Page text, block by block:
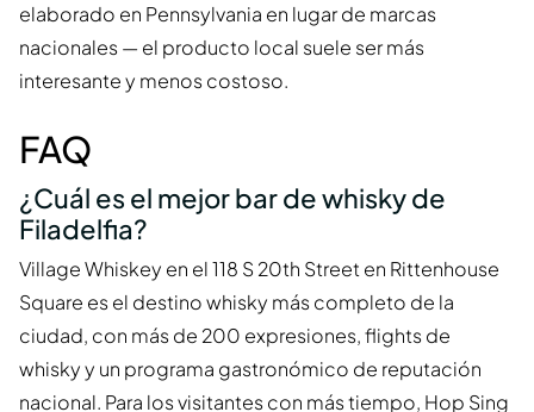
elaborado en Pennsylvania en lugar de marcas
nacionales — el producto local suele ser más
interesante y menos costoso.
FAQ
¿Cuál es el mejor bar de whisky de
Filadelfia?
Village Whiskey en el 118 S 20th Street en Rittenhouse
Square es el destino whisky más completo de la
ciudad, con más de 200 expresiones, flights de
whisky y un programa gastronómico de reputación
nacional. Para los visitantes con más tiempo, Hop Sing